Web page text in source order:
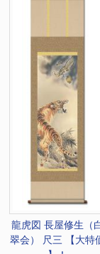
龍虎図 長屋修生（
翠会） 尺三 【大特